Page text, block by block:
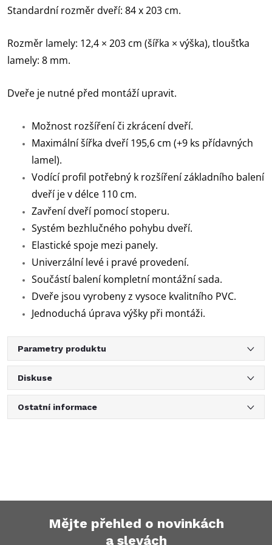
‎Standardní rozměr dveří: 84 x 203 cm.
Rozměr lamely: 12,4 × 203 cm (šířka × výška), tloušťka
lamely: 8 mm.
Dveře je nutné před montáží upravit.
Možnost rozšíření či zkrácení dveří.
Maximální šířka dveří 195,6 cm (+9 ks přídavných
lamel).
Vodící profil potřebný k rozšíření základního balení
dveří je v délce 110 cm.
Zavření dveří pomocí stoperu.
Systém bezhlučného pohybu dveří.
Elastické spoje mezi panely.
Univerzální levé i pravé provedení.
Součástí balení kompletní montážní sada.
Dveře jsou vyrobeny z vysoce kvalitního PVC.
Jednoduchá úprava výšky při montáži.
Parametry produktu
Diskuse
Ostatní informace
Mějte přehled o novinkách
a slevách